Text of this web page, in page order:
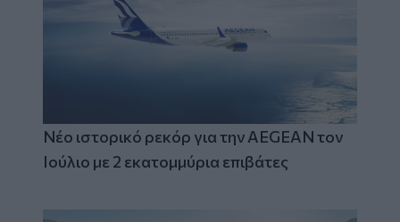
Νέο ιστορικό ρεκόρ για την AEGEAN τον
Ιούλιο με 2 εκατομμύρια επιβάτες